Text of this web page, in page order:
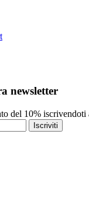
newsletter
del 10% iscrivendoti
Iscriviti